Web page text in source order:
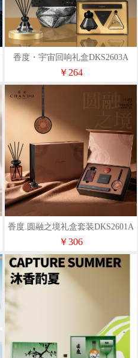
香度・宇宙回响礼盒DKS2603A
￥264
香度.圆融之境礼盒套装DKS2601A
￥306